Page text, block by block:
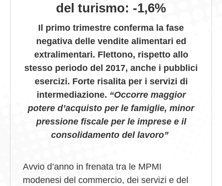
del turismo: -1,6%
Il primo trimestre conferma la fase
negativa delle vendite alimentari ed
extralimentari. Flettono, rispetto allo
stesso periodo del 2017, anche i pubblici
esercizi. Forte risalita per i servizi di
intermediazione. “Occorre maggior
potere d’acquisto per le famiglie, minor
pressione fiscale per le imprese e il
consolidamento del lavoro”
Avvio d’anno in frenata tra le MPMI
modenesi del commercio, dei servizi e del